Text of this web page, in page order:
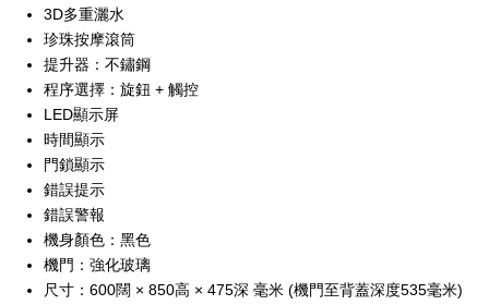
3D多重灑水
珍珠按摩滾筒
提升器：不鏽鋼
程序選擇：旋鈕 + 觸控
LED顯示屏
時間顯示
門鎖顯示
錯誤提示
錯誤警報
機身顏色：黑色
機門：強化玻璃
尺寸：600闊 × 850高 × 475深 毫米 (機門至背蓋深度535毫米)